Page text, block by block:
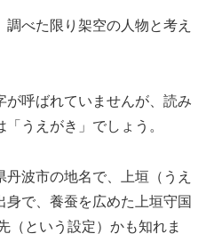
べた限り架空の人物と考え
が呼ばれていませんが、読み
うえがき」でしょう。
丹波市の地名で、上垣（うえ
で、養蚕を広めた上垣守国
（という設定）かも知れま